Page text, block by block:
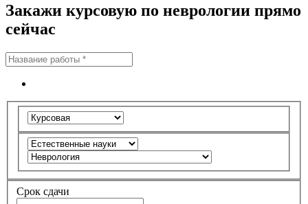
Закажи курсовую по неврологии прямо
сейчас
Срок сдачи